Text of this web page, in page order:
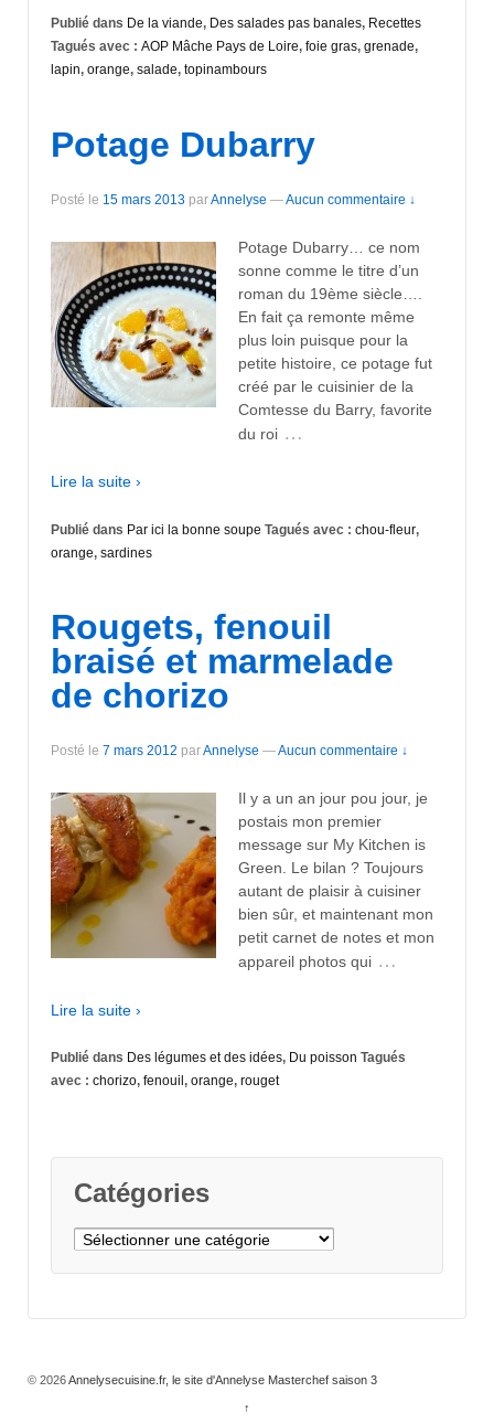
Publié dans De la viande, Des salades pas banales, Recettes
Tagués avec : AOP Mâche Pays de Loire, foie gras, grenade,
lapin, orange, salade, topinambours
Potage Dubarry
Posté le 15 mars 2013 parAnnelyse —Aucun commentaire ↓
Potage Dubarry… ce nom
sonne comme le titre d’un
roman du 19ème siècle….
En fait ça remonte même
plus loin puisque pour la
petite histoire, ce potage fut
créé par le cuisinier de la
Comtesse du Barry, favorite
du roi …
Lire la suite ›
Publié dans Par ici la bonne soupe Tagués avec : chou-fleur,
orange, sardines
Rougets, fenouil
braisé et marmelade
de chorizo
Posté le 7 mars 2012 parAnnelyse —Aucun commentaire ↓
Il y a un an jour pou jour, je
postais mon premier
message sur My Kitchen is
Green. Le bilan ? Toujours
autant de plaisir à cuisiner
bien sûr, et maintenant mon
petit carnet de notes et mon
appareil photos qui …
Lire la suite ›
Publié dans Des légumes et des idées, Du poisson Tagués
avec : chorizo, fenouil , orange, rouget
Catégories
Catégories
© 2026Annelysecuisine.fr, le site d'Annelyse Masterchef saison 3
↑